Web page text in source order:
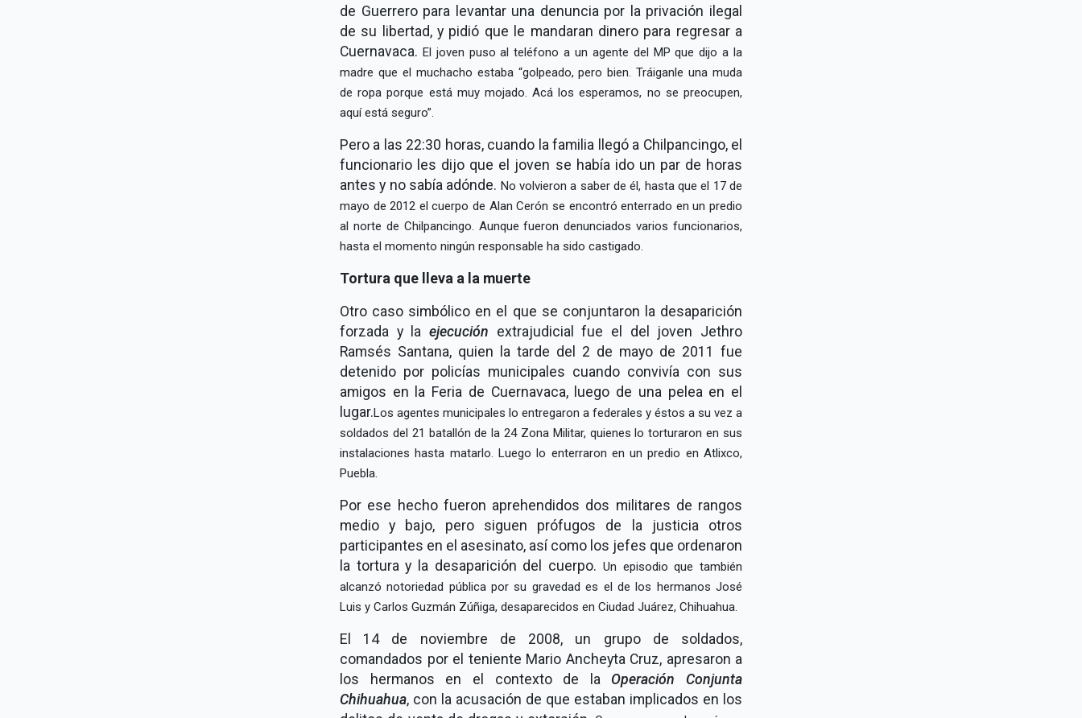
de Guerrero para levantar una denuncia por la privación ilegal
de su libertad, y pidió que le mandaran dinero para regresar a
Cuernavaca. El joven puso al teléfono a un agente del MP que dijo a la
madre que el muchacho estaba golpeado, pero bien. Tráiganle una muda
de ropa porque está muy mojado. Acá los esperamos, no se preocupen,
aquí está seguro .
Pero a las 22:30 horas, cuando la familia llegó a Chilpancingo, el
funcionario les dijo que el joven se había ido un par de horas
antes y no sabía adónde. No volvieron a saber de él, hasta que el 17 de
mayo de 2012 el cuerpo de Alan Cerón se encontró enterrado en un predio
al norte de Chilpancingo. Aunque fueron denunciados varios funcionarios,
hasta el momento ningún responsable ha sido castigado.
Tortura que lleva a la muerte
Otro caso simbólico en el que se conjuntaron la desaparición
forzada y la ejecución extrajudicial fue el del joven Jethro
Ramsés Santana, quien la tarde del 2 de mayo de 2011 fue
detenido por policías municipales cuando convivía con sus
amigos en la Feria de Cuernavaca, luego de una pelea en el
lugar.Los agentes municipales lo entregaron a federales y éstos a su vez a
soldados del 21 batallón de la 24 Zona Militar, quienes lo torturaron en sus
instalaciones hasta matarlo. Luego lo enterraron en un predio en Atlixco,
Puebla.
Por ese hecho fueron aprehendidos dos militares de rangos
medio y bajo, pero siguen prófugos de la justicia otros
participantes en el asesinato, así como los jefes que ordenaron
la tortura y la desaparición del cuerpo. Un episodio que también
alcanzó notoriedad pública por su gravedad es el de los hermanos José
Luis y Carlos Guzmán Zúñiga, desaparecidos en Ciudad Juárez, Chihuahua.
El 14 de noviembre de 2008, un grupo de soldados,
comandados por el teniente Mario Ancheyta Cruz, apresaron a
los hermanos en el contexto de la Operación Conjunta
Chihuahua, con la acusación de que estaban implicados en los